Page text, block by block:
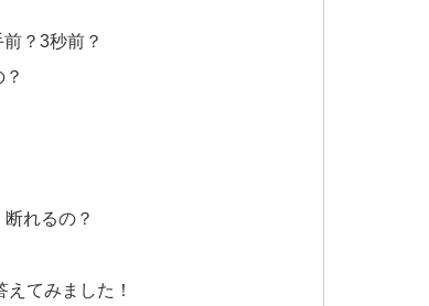
？3秒前？
れるの？
てみました！